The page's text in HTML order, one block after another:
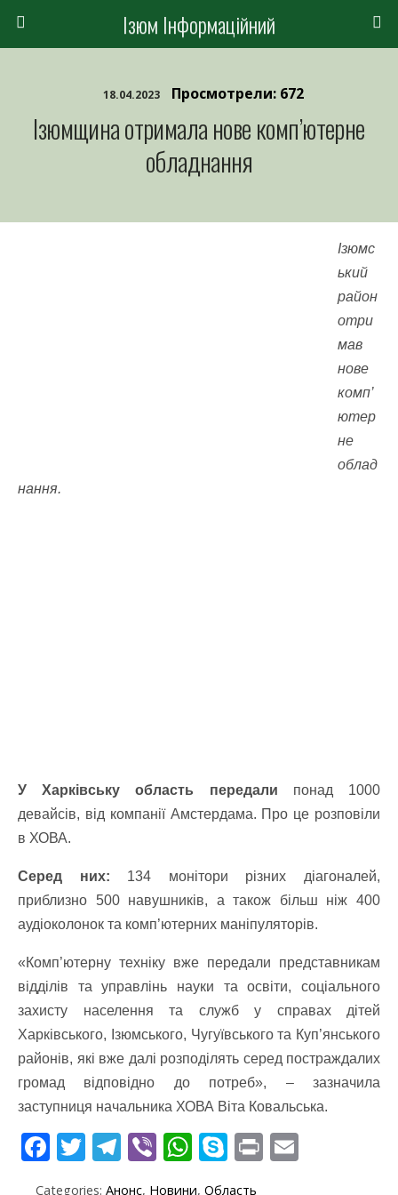
Ізюм Інформаційний
18.04.2023 Просмотрели: 672
Ізюмщина отримала нове комп’ютерне
обладнання
Ізюмс
ький
район
отри
мав
нове
комп’
ютер
не
облад
нання.
У Харківську область передали понад 1000
девайсів, від компанії Амстердама. Про це розповіли
в ХОВА.
Серед них: 134 монітори різних діагоналей,
приблизно 500 навушників, а також більш ніж 400
аудіоколонок та комп’ютерних маніпуляторів.
«Комп’ютерну техніку вже передали представникам
відділів та управлінь науки та освіти, соціального
захисту населення та служб у справах дітей
Харківського, Ізюмського, Чугуївського та Куп’янського
районів, які вже далі розподілять серед постраждалих
громад відповідно до потреб», – зазначила
заступниця начальника ХОВА Віта Ковальська.
F T T Vi W S Pr
Categories: Анонс, Новини, Область